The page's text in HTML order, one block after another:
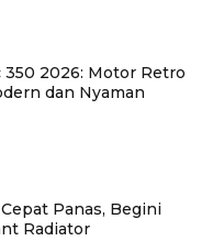
350 2026: Motor Retro
dan Nyaman
Panas, Begini
Radiator